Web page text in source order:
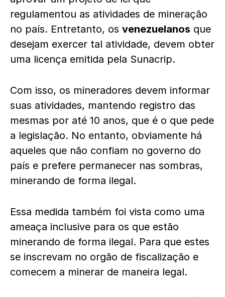
regulamentou as atividades de mineração
no país. Entretanto, os venezuelanos que
desejam exercer tal atividade, devem obter
uma licença emitida pela Sunacrip.
Com isso, os mineradores devem informar
suas atividades, mantendo registro das
mesmas por até 10 anos, que é o que pede
a legislação. No entanto, obviamente há
aqueles que não confiam no governo do
país e prefere permanecer nas sombras,
minerando de forma ilegal.
Essa medida também foi vista como uma
ameaça inclusive para os que estão
minerando de forma ilegal. Para que estes
se inscrevam no orgão de fiscalização e
comecem a minerar de maneira legal.